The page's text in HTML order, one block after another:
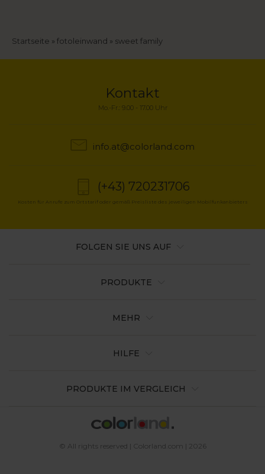
Breadcrumb
Startseite fotoleinwand sweet family
Kontakt
Mo.-Fr.: 9.00 - 17.00 Uhr
info.at@colorland.com
(+43) 720231706
Kosten für Anrufe zum Ortstarif oder gemäß Preisliste des jeweiligen Mobilfunkanbieters
PRODUKTE
MEHR
HILFE
PRODUKTE IM VERGLEICH
FOLGEN SIE UNS AUF
© All rights reserved | Colorland.com | 2026